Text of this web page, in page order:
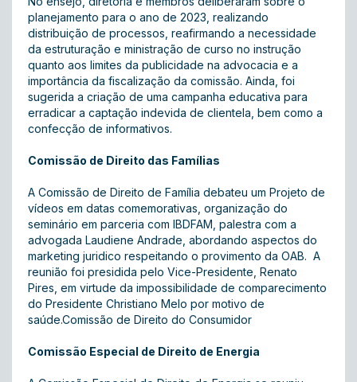
planejamento para o ano de 2023, realizando
distribuição de processos, reafirmando a necessidade
da estruturação e ministração de curso no instrução
quanto aos limites da publicidade na advocacia e a
importância da fiscalização da comissão. Ainda, foi
sugerida a criação de uma campanha educativa para
erradicar a captação indevida de clientela, bem como a
confecção de informativos.
Comissão de Direito das Famílias
A Comissão de Direito de Família debateu um Projeto de
vídeos em datas comemorativas, organização do
seminário em parceria com IBDFAM, palestra com a
advogada Laudiene Andrade, abordando aspectos do
marketing juridico respeitando o provimento da OAB. A
reunião foi presidida pelo Vice-Presidente, Renato
Pires, em virtude da impossibilidade de comparecimento
do Presidente Christiano Melo por motivo de
saúde. Comissão de Direito do Consumidor
Comissão Especial de Direito de Energia